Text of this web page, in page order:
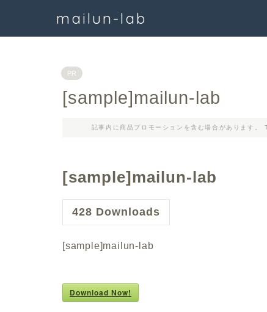
mailun-lab
PR
[sample]mailun-lab
記事内に商品プロモーションを含む場合があり
[sample]mailun-lab
428 Downloads
[sample]mailun-lab
Download Now!